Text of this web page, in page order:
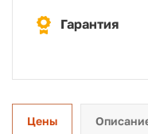
Гарантия
Цены